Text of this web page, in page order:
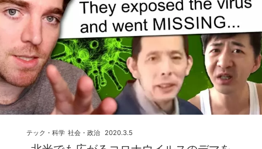
2020.3.5
テック・科学 社会・政治